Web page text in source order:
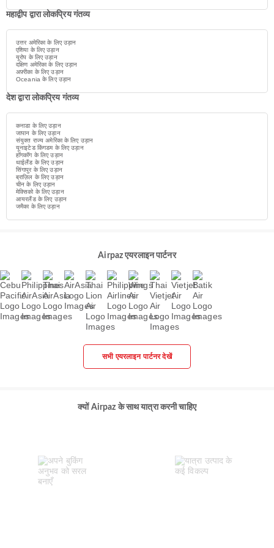
महाद्वीप द्वारा लोकप्रिय गंतव्य
उत्तर अमेरिका के लिए उड़ान
एशिया के लिए उड़ान
यूरोप के लिए उड़ान
दक्षिण अमेरिका के लिए उड़ान
अफ़्रीका के लिए उड़ान
Oceania के लिए उड़ान
देश द्वारा लोकप्रिय गंतव्य
कनाडा के लिए उड़ान
जापान के लिए उड़ान
संयुक्त राज्य अमेरिका के लिए उड़ान
यूनाइटेड किंगडम के लिए उड़ान
हॉगकॉग के लिए उड़ान
थाईलैंड के लिए उड़ान
सिंगापुर के लिए उड़ान
ब्राज़िल के लिए उड़ान
चीन के लिए उड़ान
मेक्सिको के लिए उड़ान
आयरलैंड के लिए उड़ान
जमैका के लिए उड़ान
Airpaz एयरलाइन पार्टनर
सभी एयरलाइन पार्टनर देखें
क्यों Airpaz के साथ यात्रा करनी चाहिए